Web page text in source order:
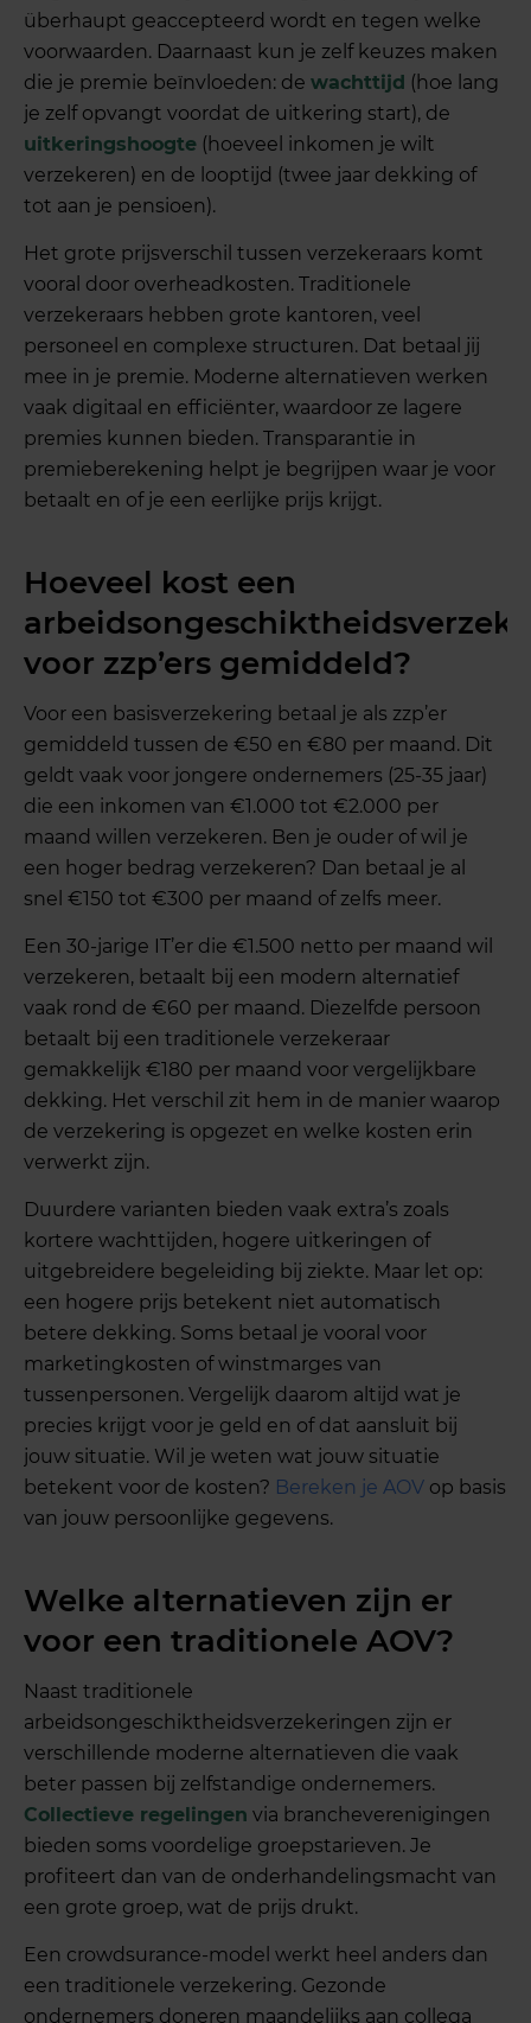
überhaupt geaccepteerd wordt en tegen welke
voorwaarden. Daarnaast kun je zelf keuzes maken
die je premie beïnvloeden: dewachttijd (hoe lang
je zelf opvangt voordat de uitkering start), de
uitkeringshoogte (hoeveel inkomen je wilt
verzekeren) en de looptijd (twee jaar dekking of
tot aan je pensioen).
Het grote prijsverschil tussen verzekeraars komt
vooral door overheadkosten. Traditionele
verzekeraars hebben grote kantoren, veel
personeel en complexe structuren. Dat betaal jij
mee in je premie. Moderne alternatieven werken
vaak digitaal en efficiënter, waardoor ze lagere
premies kunnen bieden. Transparantie in
premieberekening helpt je begrijpen waar je voor
betaalt en of je een eerlijke prijs krijgt.
Hoeveel kost een
voor zzp’ers gemiddeld?
Voor een basisverzekering betaal je als zzp’er
gemiddeld tussen de €50 en €80 per maand. Dit
geldt vaak voor jongere ondernemers (25-35 jaar)
die een inkomen van €1.000 tot €2.000 per
maand willen verzekeren. Ben je ouder of wil je
een hoger bedrag verzekeren? Dan betaal je al
snel €150 tot €300 per maand of zelfs meer.
Een 30-jarige IT’er die €1.500 netto per maand wil
verzekeren, betaalt bij een modern alternatief
vaak rond de €60 per maand. Diezelfde persoon
betaalt bij een traditionele verzekeraar
gemakkelijk €180 per maand voor vergelijkbare
dekking. Het verschil zit hem in de manier waarop
de verzekering is opgezet en welke kosten erin
verwerkt zijn.
Duurdere varianten bieden vaak extra’s zoals
kortere wachttijden, hogere uitkeringen of
uitgebreidere begeleiding bij ziekte. Maar let op:
een hogere prijs betekent niet automatisch
betere dekking. Soms betaal je vooral voor
marketingkosten of winstmarges van
tussenpersonen. Vergelijk daarom altijd wat je
precies krijgt voor je geld en of dat aansluit bij
jouw situatie. Wil je weten wat jouw situatie
betekent voor de kosten? Bereken je AOV op basis
van jouw persoonlijke gegevens.
Welke alternatieven zijn er
voor een traditionele AOV?
Naast traditionele
arbeidsongeschiktheidsverzekeringen zijn er
verschillende moderne alternatieven die vaak
beter passen bij zelfstandige ondernemers.
Collectieve regelingen via brancheverenigingen
bieden soms voordelige groepstarieven. Je
profiteert dan van de onderhandelingsmacht van
een grote groep, wat de prijs drukt.
Een crowdsurance-model werkt heel anders dan
een traditionele verzekering. Gezonde
ondernemers doneren maandelijks aan collega